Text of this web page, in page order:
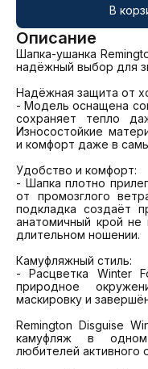
В
Описание
Шапка-ушанка
надёжный выбор для
Надёжная защита от
- Модель оснащена
сохраняет тепло
Износостойкие
и комфорт даже в
Удобство и комфорт:
- Шапка плотно
от промозглого
подкладка создаёт
анатомичный крой
длительном ношении.
Камуфляжный стиль:
- Расцветка Winter
природное
маскировку и
Remington Disguise
камуфляж в
любителей активного